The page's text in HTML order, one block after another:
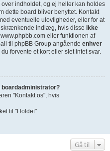
over indholdet, og ej heller kan holdes
dette board bliver benyttet. Kontakt
eventuelle ulovligheder, eller for at
indlæg, hvis disse ikke
eller funktionen af
til phpBB Group angående enhver
forvente et kort eller slet intet svar.
boardadministrator?
"Kontakt os", hvis
til "Holdet".
Gå til